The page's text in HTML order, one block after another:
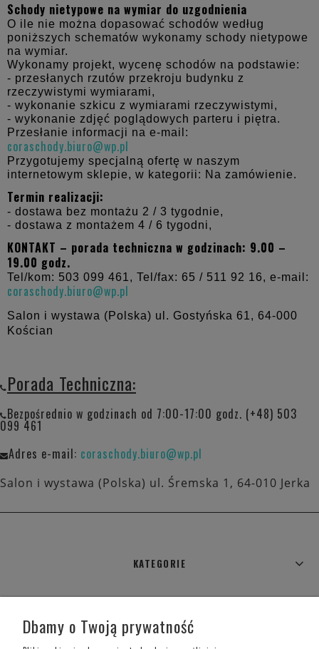
Schody nietypowe na wymiar do uzgodnienia
O ile nie można dopasować schodów według
poniższych schematów wykonamy schody nietypowe
na wymiar.
Wykonamy projekt, wycenę schodów na podstawie:
- przesłanych rzutów przekroju budynku z
rzeczywistymi wymiarami,
- wykonanie szkicu z wymiarami rzeczywistymi,
- wykonanie zdjęć poglądowych parteru i piętra.
Przesłanie informacji na e-mail:
coraschody.biuro@wp.pl
Przygotujemy specjalną ofertę w naszym
internetowym sklepie, w kategorii: Na zamówienie.
Termin realizacji:
- dostawa bez montażu 2 / 3 tygodnie,
- dostawa z montażem 4 / 6 tygodni,
KONTAKT – porada techniczna w godzinach: 9.00 –
19.00 godz.
Tel/kom: 503 099 461, Tel/fax: 65 / 511 92 16, e-mail:
coraschody.biuro@wp.pl
Salon i wystawa (Polska) ul. Gostyńska 61, 64-000
Kościan
Porada Techniczna:
Bezpośrednio w godzinach od 7:00-17:00 godz. (+48) 503
099 461
Adres e-mail: coraschody.biuro@wp.pl
Salon i wystawa (Polska) ul. Śremska 1, 64-010 Jerka
KATEGORIE
MOJE KONTO
Dbamy o Twoją prywatność